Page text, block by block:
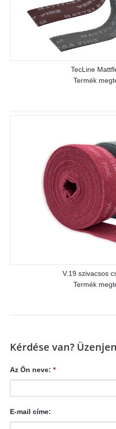
TecLine
Termék
V.19 szivacsos
Termék
Kérdése van?
Az Ön neve: *
E-mail címe: